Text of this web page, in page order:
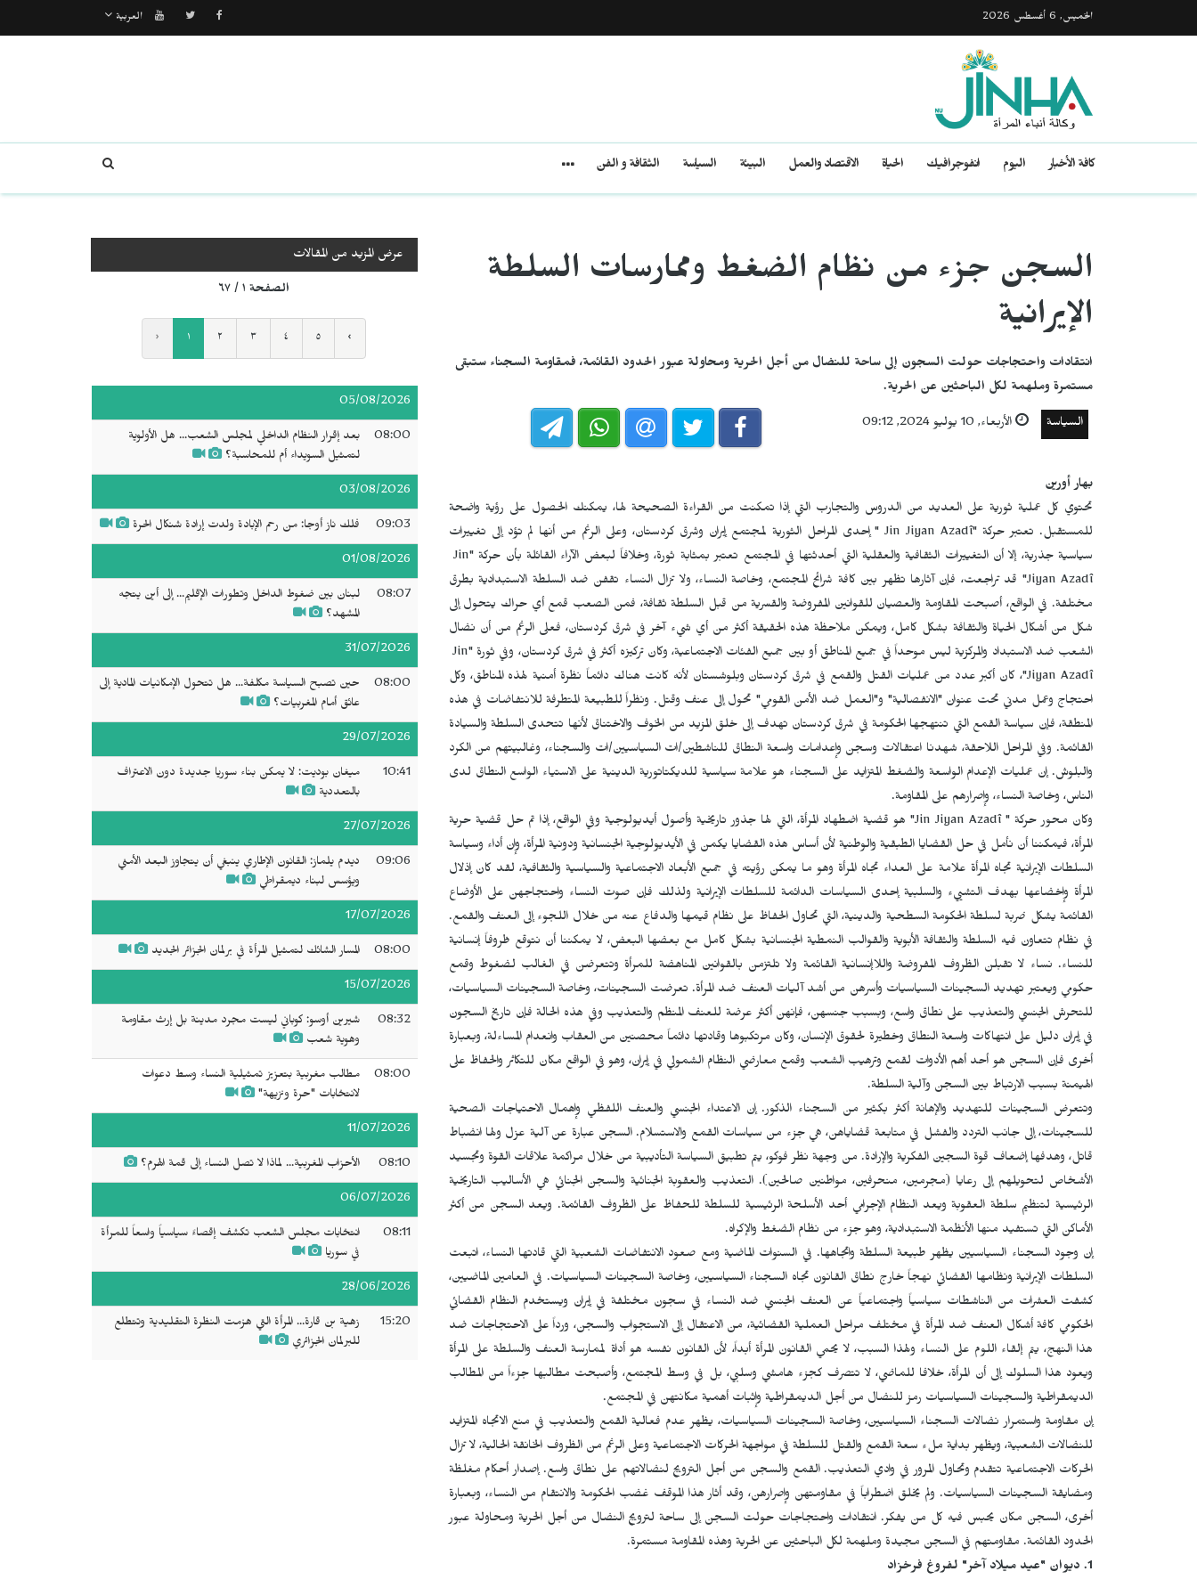
الخميس, 6 أغسطس 2026 العربية
كافة الأخبار اليوم انفوجرافيك الحياة الاقتصاد والعمل البيئة السياسة الثقافة و الفن
السجن جزء من نظام الضغط وممارسات السلطة
الإيرانية
انتقادات واحتجاجات حولت السجون إلى ساحة للنضال من أجل الحرية ومحاولة عبور الحدود القائمة، فمقاومة السجناء ستبقى
مستمرة وملهمة لكل الباحثين عن الحرية.
السياسة الأربعاء, 10 يوليو 2024, 09:12
بهار أورين
تحتوي كل عملية ثورية على العديد من الدروس والتجارب التي إذا تمكنت من القراءة الصحيحة لها، يمكنك الحصول على رؤية واضحة
للمستقبل. تعتبر حركة "Jin Jiyan Azadî " إحدى المراحل الثورية لمجتمع إيران وشرق كردستان، وعلى الرغم من أنها لم تؤد إلى تغييرات
سياسية جذرية، إلا أن التغييرات الثقافية والعقلية التي أحدثتها في المجتمع تعتبر بمثابة ثورة، وخلافاً لبعض الآراء القائلة بأن حركة "Jin
Jiyan Azadî" قد تراجعت، فإن آثارها تظهر بين كافة شرائح المجتمع، وخاصة النساء، ولا تزال النساء تقفن ضد السلطة الاستبدادية بطرق
مختلفة. في الواقع، أصبحت المقاومة والعصيان للقوانين المفروضة والقسرية من قبل السلطة ثقافة، فمن الصعب قمع أي حراك يتحول إلى
شكل من أشكال الحياة والثقافة بشكل كامل، ويمكن ملاحظة هذه الحقيقة أكثر من أي شيء آخر في شرق كردستان، فعلى الرغم من أن نضال
الشعب ضد الاستبداد والمركزية ليس موحداً في جميع المناطق أو بين جميع الفئات الاجتماعية، وكان تركيزه أكثر في شرق كردستان، وفي ثورة "Jin
Jiyan Azadî"، كان أكبر عدد من عمليات القتل والقمع في شرق كردستان وبلوشستان لأنه كانت هناك دائماً نظرة أمنية لهذه المناطق، وكل
احتجاج وعمل مدني تحت عنوان "الانفصالية" و"العمل ضد الأمن القومي" تحول إلى عنف وقتل. ونظراً للطبيعة المتطرفة للانتفاضات في هذه
المنطقة، فإن سياسة القمع التي تنتهجها الحكومة في شرق كردستان تهدف إلى خلق المزيد من الخوف والاختناق لأنها تتحدى السلطة والسيادة
القائمة. وفي المراحل اللاحقة، شهدنا اعتقالات وسجن وإعدامات واسعة النطاق للناشطين/ات السياسيين/ات والسجناء، وغالبيتهم من الكرد
والبلوش. إن عمليات الإعدام الواسعة والضغط المتزايد على السجناء هو علامة سياسية للديكتاتورية الدينية على الاستياء الواسع النطاق لدى
الناس، وخاصة النساء، وإصرارهم على المقاومة.
وكان محور حركة "Jin Jiyan Azadî" هو قضية اضطهاد المرأة، التي لها جذور تاريخية وأصول أيديولوجية وفي الواقع، إذا تم حل قضية حرية
المرأة، فيمكننا أن نأمل في حل القضايا الطبقية والوطنية لأن أساس هذه القضايا يكمن في الأيديولوجية الجنسانية ودونية المرأة، وإن أداء وسياسة
السلطات الإيرانية تجاه المرأة علامة على العداء تجاه المرأة وهو ما يمكن رؤيته في جميع الأبعاد الاجتماعية والسياسية والثقافية، لقد كان إذلال
المرأة وإخضاعها بهدف التشييء والسلبية إحدى السياسات الدائمة للسلطات الإيرانية ولذلك فإن صوت النساء واحتجاجهن على الأوضاع
القائمة يشكل ضربة لسلطة الحكومة السطحية والدينية، التي تحاول الحفاظ على نظام قيمها والدفاع عنه من خلال اللجوء إلى العنف والقمع.
في نظام تتعاون فيه السلطة والثقافة الأبوية والقوالب النمطية الجنسانية بشكل كامل مع بعضها البعض، لا يمكننا أن نتوقع ظروفاً إنسانية
للنساء. نساء لا تقبلن الظروف المفروضة واللاإنسانية القائمة ولا تلتزمن بالقوانين المناهضة للمرأة وتتعرضن في الغالب لضغوط وقمع
حكومي ويعتبر تهديد السجينات السياسيات وأسرهن من أشد آليات العنف ضد المرأة. تعرضت السجينات، وخاصة السجينات السياسيات،
للتحرش الجنسي والتعذيب على نطاق واسع، وبسبب جنسهن، فإنهن أكثر عرضة للعنف المنظم والتعذيب وفي هذه الحالة فإن تاريخ السجون
في إيران دليل على انتهاكات واسعة النطاق وخطيرة لحقوق الإنسان، وكان مرتكبوها وقادتها دائماً محصنين من العقاب وانعدام المساءلة، وبعبارة
أخرى فإن السجن هو أحد أهم الأدوات لقمع وترهيب الشعب وقمع معارضي النظام الشمولي في إيران، وهو في الواقع مكان للتكاثر والحفاظ على
الهيمنة بسبب الارتباط بين السجن وآلية السلطة.
وتتعرض السجينات للتهديد والإهانة أكثر بكثير من السجناء الذكور. إن الاعتداء الجنسي والعنف اللفظي وإهمال الاحتياجات الصحية
للسجينات، إلى جانب التردد والفشل في متابعة قضاياهن، هي جزء من سياسات القمع والاستسلام. السجن عبارة عن آلية عزل ولها انضباط
قاتل، وهدفها إضعاف قوة السجين الفكرية والإرادة. من وجهة نظر فوكو، يتم تطبيق السياسة التأديبية من خلال مراكمة علاقات القوة وتجسيد
الأشخاص لتحويلهم إلى رعايا (مجرمين، منحرفين، مواطنين صالحين). التعذيب والعقوبة الجنائية والسجن الجنائي هي الأساليب التاريخية
الرئيسية لتنظيم سلطة العقوبة ويعد النظام الإجرامي أحد الأسلحة الرئيسية للسلطة للحفاظ على الظروف القائمة. ويعد السجن من أكثر
الأماكن التي تستفيد منها الأنظمة الاستبدادية، وهو جزء من نظام الضغط والإكراه.
إن وجود السجناء السياسيين يظهر طبيعة السلطة واتجاهها. في السنوات الماضية ومع صعود الانتفاضات الشعبية التي قادتها النساء، اتبعت
السلطات الإيرانية ونظامها القضائي نهجاً خارج نطاق القانون تجاه السجناء السياسيين، وخاصة السجينات السياسيات. في العامين الماضيين،
كشفت العشرات من الناشطات سياسياً واجتماعياً عن العنف الجنسي ضد النساء في سجون مختلفة في إيران ويستخدم النظام القضائي
الحكومي كافة أشكال العنف ضد المرأة في مختلف مراحل العملية القضائية، من الاعتقال إلى الاستجواب والسجن، ورداً على الاحتجاجات ضد
هذا النهج، يتم إلقاء اللوم على النساء ولهذا السبب، لا يحمي القانون المرأة أبداً، لأن القانون نفسه هو أداة لممارسة العنف والسلطة على المرأة
ويعود هذا السلوك إلى أن المرأة، خلافا للماضي، لا تتصرف كجزء هامشي وسلبي، بل في وسط المجتمع، وأصبحت مطالبها جزءاً من المطالب
الديمقراطية والسجينات السياسيات رمز للنضال من أجل الديمقراطية وإثبات أهمية مكانتهن في المجتمع.
إن مقاومة واستمرار نضالات السجناء السياسيين، وخاصة السجينات السياسيات، يظهر عدم فعالية القمع والتعذيب في منع الاتجاه المتزايد
للنضالات الشعبية، ويظهر بداية ملء سعة القمع والقتل للسلطة في مواجهة الحركات الاجتماعية وعلى الرغم من الظروف الخانقة الحالية، لا تزال
الحركات الاجتماعية تتقدم وتحاول المرور في وادي التعذيب. القمع والسجن من أجل الترويج لنضالاتهم على نطاق واسع. إصدار أحكام مغلظة
ومضايقة السجينات السياسيات. ولم يخلق اضطراباً في مقاومتهن وإصرارهن، وقد أثار هذا الموقف غضب الحكومة والانتقام من النساء، وبعبارة
أخرى، السجن مكان يحبس فيه كل من يفكر. انتقادات واحتجاجات حولت السجن إلى ساحة لترويج النضال من أجل الحرية ومحاولة عبور
الحدود القائمة. مقاومتهم في السجن مجيدة وملهمة لكل الباحثين عن الحرية وهذه المقاومة مستمرة.
1. ديوان "عيد ميلاد آخر" لفروغ فرخزاد
عرض المزيد من المقالات
الصفحة ١ / ٦٧
‹ ١ ٢ ٣ ٤ ٥ ›
05/08/2026
08:00
بعد إقرار النظام الداخلي لمجلس الشعب... هل الأولوية
لتمثيل السويداء أم للمحاسبة؟
03/08/2026
09:03 فلك ناز أوجا: من رحم الإبادة ولدت إرادة شنكال الحرة
01/08/2026
08:07
لبنان بين ضغوط الداخل وتطورات الإقليم... إلى أين يتجه
المشهد؟
31/07/2026
08:00
حين تصبح السياسة مكلفة... هل تتحول الإمكانيات المادية إلى
عائق أمام المغربيات؟
29/07/2026
10:41
ميغان بوديت: لا يمكن بناء سوريا جديدة دون الاعتراف
بالتعددية
27/07/2026
09:06
ديدم يلماز: القانون الإطاري ينبغي أن يتجاوز البعد الأمني
ويؤسس لبناء ديمقراطي
17/07/2026
08:00 المسار الشائك لتمثيل المرأة في برلمان الجزائر الجديد
15/07/2026
08:32
شيرين أوسو: كوباني ليست مجرد مدينة بل إرث مقاومة
وهوية شعب
08:00
مطالب مغربية بتعزيز تمثيلية النساء وسط دعوات
لانتخابات "حرة ونزيهة"
11/07/2026
08:10 الأحزاب المغربية... لماذا لا تصل النساء إلى قمة الهرم؟
06/07/2026
08:11
انتخابات مجلس الشعب تكشف إقصاءً سياسياً واسعاً للمرأة
في سوريا
28/06/2026
15:20
زهية بن قارة... المرأة التي هزمت النظرة التقليدية وتتطلع
للبرلمان الجزائري